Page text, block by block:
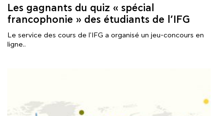
Les gagnants du quiz « spécial
francophonie » des étudiants de l’IFG
Le service des cours de l'IFG a organisé un jeu-concours en
ligne..